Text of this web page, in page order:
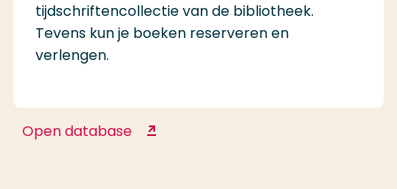
tijdschriftencollectie van de bibliotheek.
Tevens kun je boeken reserveren en
verlengen.
Open database Hogeschool Rotterdam WorldCat